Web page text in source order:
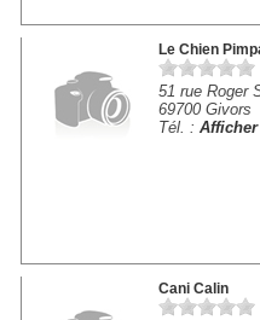
Le Chien
51 rue Roger
69700 Givors
Tél. :
Cani Calin